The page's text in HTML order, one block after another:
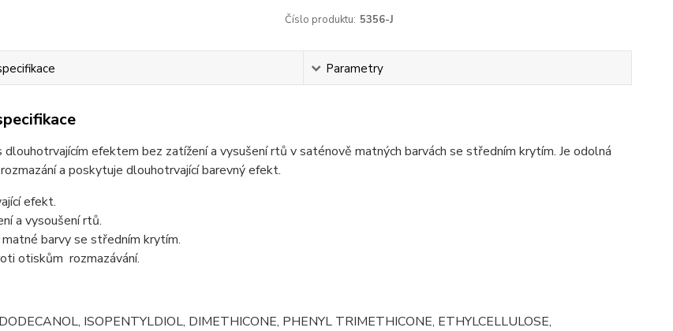
Číslo produktu: 5356-J
Parametry
efektem bez zatížení a vysušení rtů v saténově matných barvách se středním krytím. Je odolná
a poskytuje dlouhotrvající barevný efekt.
efekt.
a vysoušení rtů.
barvy se středním krytím.
otiskům rozmazávání.
ISOPENTYLDIOL, DIMETHICONE, PHENYL TRIMETHICONE, ETHYLCELLULOSE,